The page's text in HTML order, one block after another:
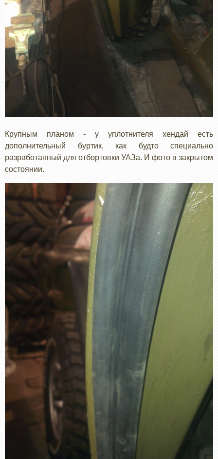
Крупным планом - у уплотнителя хендай есть
дополнительный буртик, как будто специально
разработанный для отбортовки УАЗа. И фото в закрытом
состоянии.